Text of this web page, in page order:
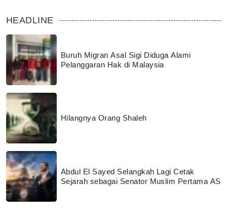
HEADLINE
Buruh Migran Asal Sigi Diduga Alami
Pelanggaran Hak di Malaysia
Hilangnya Orang Shaleh
Abdul El Sayed Selangkah Lagi Cetak
Sejarah sebagai Senator Muslim Pertama AS